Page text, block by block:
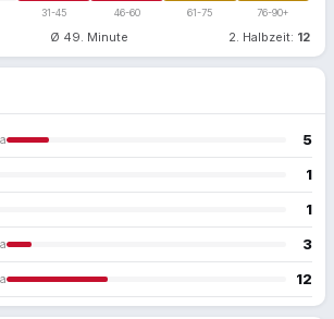
31-45 46-60 61-75 76-90+
Ø 49. Minute 2. Halbzeit: 12
5
1
1
3
12